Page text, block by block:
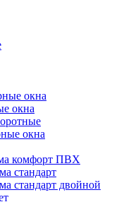
окна
окна
окна
комфорт ПВХ
стандарт
стандарт двойной